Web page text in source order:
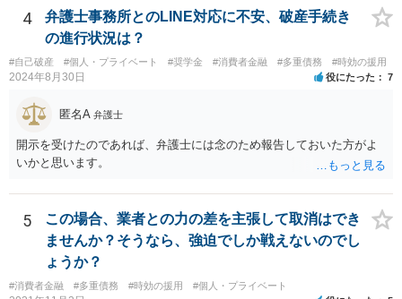
4
弁護士事務所とのLINE対応に不安、破産手続き
の進行状況は？
#自己破産 #個人・プライベート #奨学金 #消費者金融 #多重債務 #時効の援用
2024年8月30日 役にたった 7
匿名A 弁護士
開示を受けたのであれば、弁護士には念のため報告しておいた方がよ
いかと思います。
5
この場合、業者との力の差を主張して取消はでき
ませんか？そうなら、強迫でしか戦えないのでし
ょうか？
#消費者金融 #多重債務 #時効の援用 #個人・プライベート